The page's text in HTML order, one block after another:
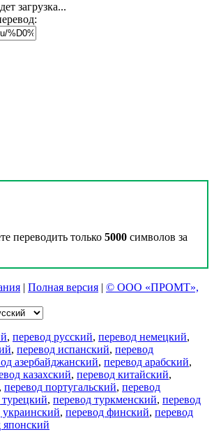
загрузка...
переводить только 5000 символов за
| Полная версия | © ООО «ПРОМТ»,
, перевод русский, перевод немецкий,
, перевод испанский, перевод
азербайджанский, перевод арабский,
казахский, перевод китайский,
, перевод португальский, перевод
, перевод туркменский, перевод
украинский, перевод финский, перевод
японский